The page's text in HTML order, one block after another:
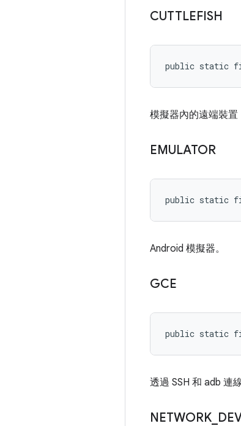
CUTTLEFISH
public static
模擬器內的遠端裝
EMULATOR
public static
Android 模擬器。
GCE
public static
透過 SSH 和 adb 連
NETWORK